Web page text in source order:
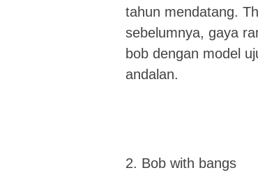
tahun mendatang.
sebelumnya, gaya
bob dengan model
andalan.
2. Bob with bangs